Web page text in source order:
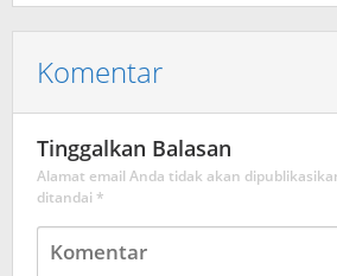
Komentar
Tinggalkan Balasan
Alamat email Anda tidak akan
ditandai *